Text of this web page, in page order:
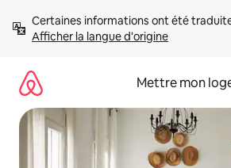
directement
Afficher la langue d'origine
Mettre mon